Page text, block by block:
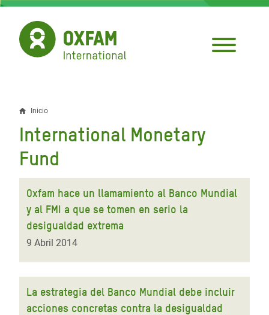
Pasar
contenido
principal
Sobrescribir
enlaces
de
ayuda
la
navegación
Inicio
International Monetary
Fund
Oxfam hace un llamamiento al Banco Mundial
y al FMI a que se tomen en serio la
desigualdad extrema
9 Abril 2014
La estrategia del Banco Mundial debe incluir
acciones concretas contra la desigualdad